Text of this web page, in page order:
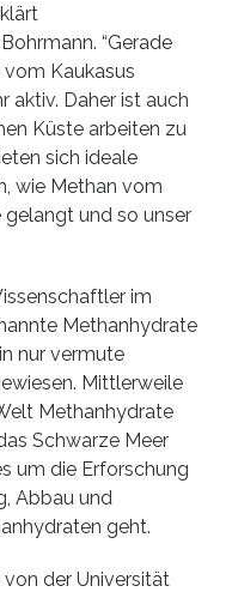
“Gerade
Kaukasus
aktiv. Daher ist auch
Küste arbeiten zu
sich ideale
wie Methan vom
und so unser
im
Methanhydrate
nur vermute
Mittlerweile
Methanhydrate
Schwarze Meer
um die Erforschung
Abbau und
geht.
der Universität